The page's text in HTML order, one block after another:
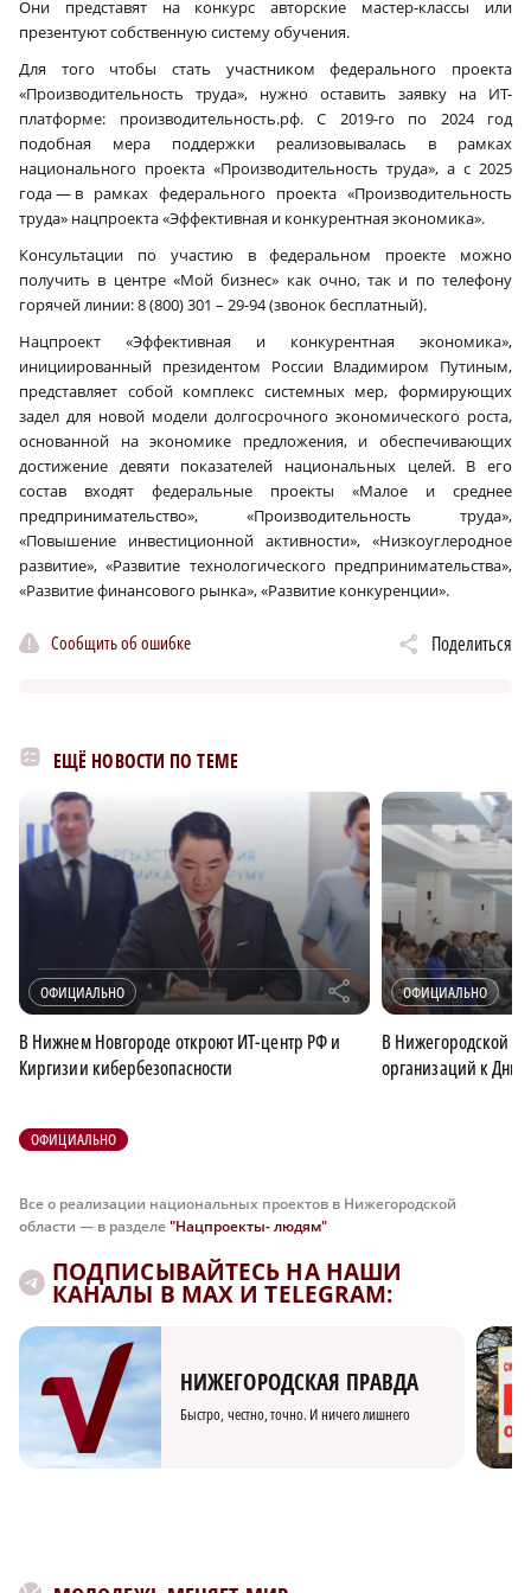
Они представят на конкурс авторские мастер-классы или
презентуют собственную систему обучения.
Для того чтобы стать участником федерального проекта
«Производительность труда», нужно оставить заявку на ИТ-
платформе: производительность.рф. С 2019-го по 2024 год
подобная мера поддержки реализовывалась в рамках
национального проекта «Производительность труда», а с 2025
года — в рамках федерального проекта «Производительность
труда» нацпроекта «Эффективная и конкурентная экономика».
Консультации по участию в федеральном проекте можно
получить в центре «Мой бизнес» как очно, так и по телефону
горячей линии: 8 (800) 301 – 29-94 (звонок бесплатный).
Нацпроект «Эффективная и конкурентная экономика»,
инициированный президентом России Владимиром Путиным,
представляет собой комплекс системных мер, формирующих
задел для новой модели долгосрочного экономического роста,
основанной на экономике предложения, и обеспечивающих
достижение девяти показателей национальных целей. В его
состав входят федеральные проекты «Малое и среднее
предпринимательство», «Производительность труда»,
«Повышение инвестиционной активности», «Низкоуглеродное
развитие», «Развитие технологического предпринимательства»,
«Развитие финансового рынка», «Развитие конкуренции».
Сообщить об ошибке Поделиться
ЕЩЁ НОВОСТИ ПО ТЕМЕ
ОФИЦИАЛЬНО r
В Нижнем Новгороде откроют ИТ-центр РФ и
Киргизии кибербезопасности
ОФИЦИАЛЬНО
В Нижегородской
организаций к Дню
ОФИЦИАЛЬНО
Все о реализации национальных проектов в Нижегородской
области — в разделе"Нацпроекты- людям"
ПОДПИСЫВАЙТЕСЬ НА НАШИ
КАНАЛЫ В MAX И TELEGRAM:
НИЖЕГОРОДСКАЯ ПРАВДА
Быстро, честно, точно. И ничего лишнего